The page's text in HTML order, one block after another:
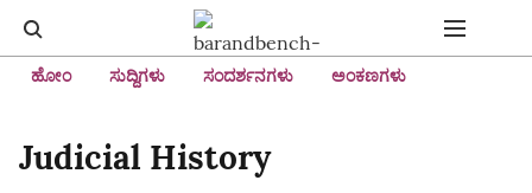
ಹೋಂ ಸುದ್ದಿಗಳು ಸಂದರ್ಶನಗಳು ಅಂಕಣಗಳು
Judicial History